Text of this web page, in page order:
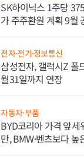
SK하이닉스 1주당
가 주주환원 계획 9월
전자·전기·정보통신
삼성전자, 갤럭시Z 폴
월31일까지 연장
자동차·부품
BYD코리아 가격 앞세
만, BMW·벤츠보다